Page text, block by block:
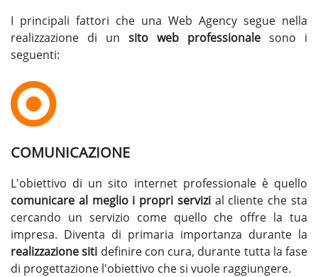
I principali fattori che una Web Agency segue nella
realizzazione di un sito web professionale sono i
seguenti:
COMUNICAZIONE
L'obiettivo di un sito internet professionale è quello
comunicare al meglio i propri servizial cliente che sta
cercando un servizio come quello che offre la tua
impresa. Diventa di primaria importanza durante la
realizzazione siti definire con cura, durante tutta la fase
di progettazione l'obiettivo che si vuole raggiungere.